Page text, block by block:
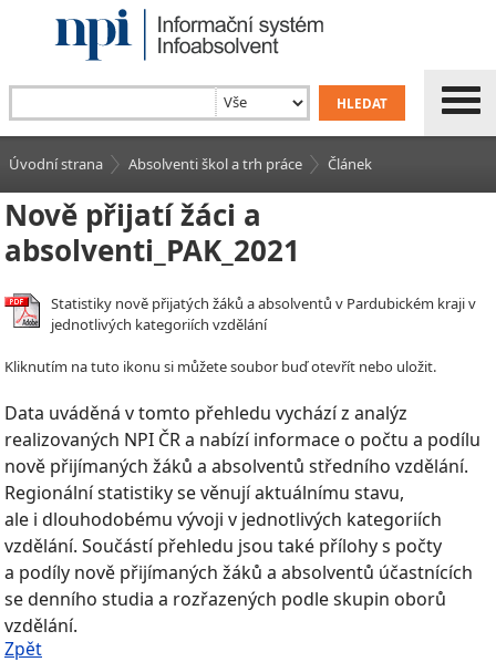
Úvodní strana Absolventi škol a trh práce Článek
Nově přijatí žáci a
absolventi_PAK_2021
Statistiky nově přijatých žáků a absolventů v Pardubickém kraji v
jednotlivých kategoriích vzdělání
Kliknutím na tuto ikonu si můžete soubor buď otevřít nebo uložit.
Data uváděná v tomto přehledu vychází z analýz
realizovaných NPI ČR a nabízí informace o počtu a podílu
nově přijímaných žáků a absolventů středního vzdělání.
Regionální statistiky se věnují aktuálnímu stavu,
ale i dlouhodobému vývoji v jednotlivých kategoriích
vzdělání. Součástí přehledu jsou také přílohy s počty
a podíly nově přijímaných žáků a absolventů účastnících
se denního studia a rozřazených podle skupin oborů
vzdělání.
Zpět